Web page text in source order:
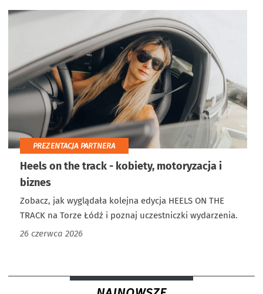
PREZENTACJA PARTNERA
Heels on the track - kobiety, motoryzacja i
biznes
Zobacz, jak wyglądała kolejna edycja HEELS ON THE
TRACK na Torze Łódź i poznaj uczestniczki wydarzenia.
26 czerwca 2026